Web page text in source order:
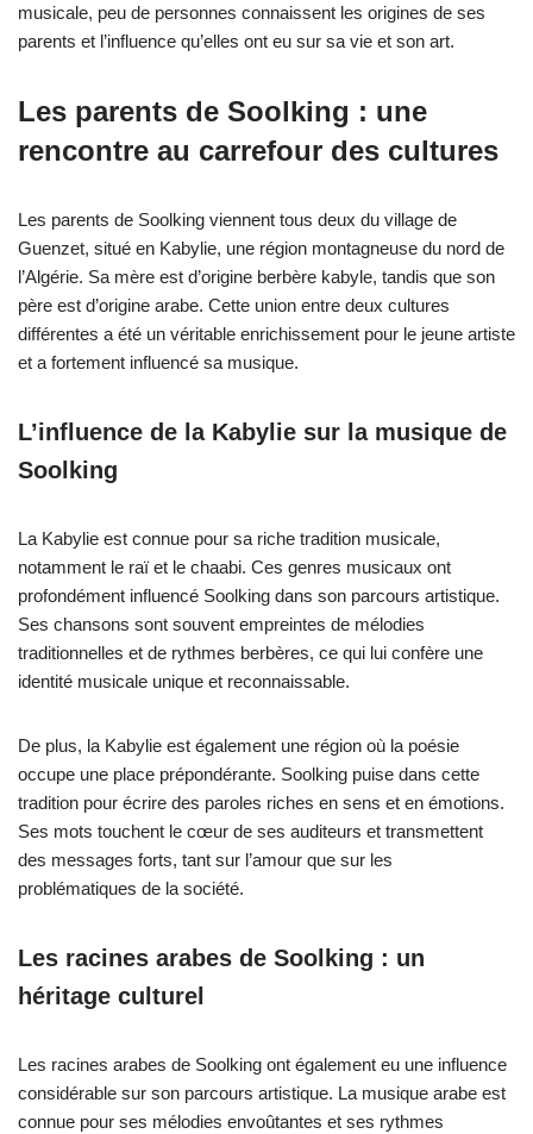
musicale, peu de personnes connaissent les origines de ses
parents et l’influence qu’elles ont eu sur sa vie et son art.
Les parents de Soolking : une
rencontre au carrefour des cultures
Les parents de Soolking viennent tous deux du village de
Guenzet, situé en Kabylie, une région montagneuse du nord de
l’Algérie. Sa mère est d’origine berbère kabyle, tandis que son
père est d’origine arabe. Cette union entre deux cultures
différentes a été un véritable enrichissement pour le jeune artiste
et a fortement influencé sa musique.
L’influence de la Kabylie sur la musique de
Soolking
La Kabylie est connue pour sa riche tradition musicale,
notamment le raï et le chaabi. Ces genres musicaux ont
profondément influencé Soolking dans son parcours artistique.
Ses chansons sont souvent empreintes de mélodies
traditionnelles et de rythmes berbères, ce qui lui confère une
identité musicale unique et reconnaissable.
De plus, la Kabylie est également une région où la poésie
occupe une place prépondérante. Soolking puise dans cette
tradition pour écrire des paroles riches en sens et en émotions.
Ses mots touchent le cœur de ses auditeurs et transmettent
des messages forts, tant sur l’amour que sur les
problématiques de la société.
Les racines arabes de Soolking : un
héritage culturel
Les racines arabes de Soolking ont également eu une influence
considérable sur son parcours artistique. La musique arabe est
connue pour ses mélodies envoûtantes et ses rythmes